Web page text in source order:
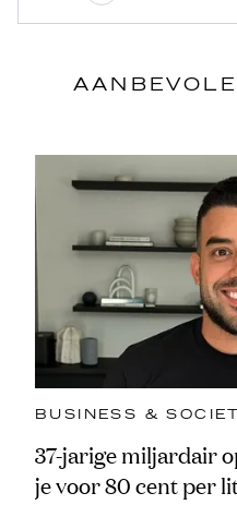
BUSINESS &
37-jarige miljardair
je voor 80 cent per